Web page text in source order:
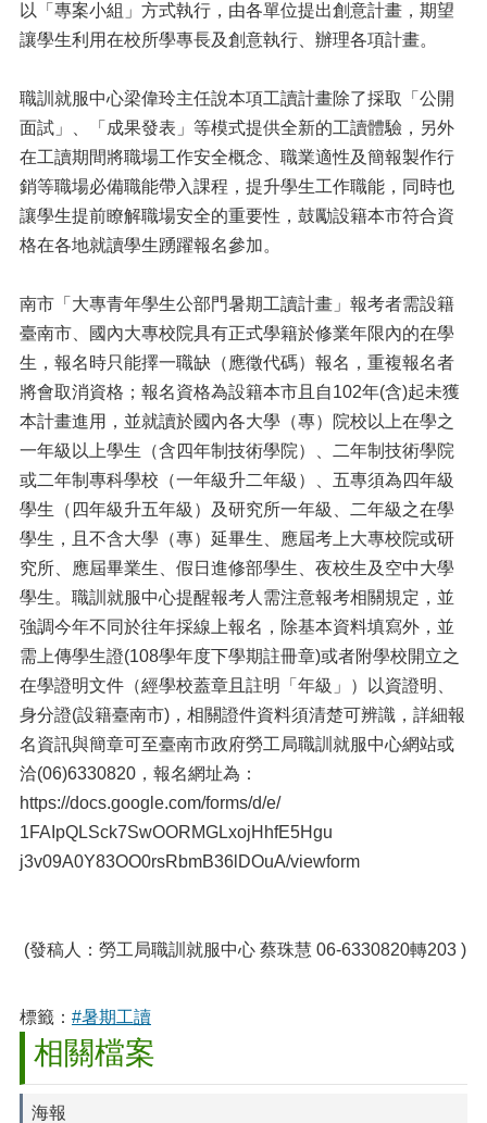
以「專案小組」方式執行，由各單位提出創意計畫，期望
讓學生利用在校所學專長及創意執行、辦理各項計畫。
職訓就服中心梁偉玲主任說本項工讀計畫除了採取「公開
面試」、「成果發表」等模式提供全新的工讀體驗，另外
在工讀期間將職場工作安全概念、職業適性及簡報製作行
銷等職場必備職能帶入課程，提升學生工作職能，同時也
讓學生提前瞭解職場安全的重要性，鼓勵設籍本市符合資
格在各地就讀學生踴躍報名參加。
南市「大專青年學生公部門暑期工讀計畫」報考者需設籍
臺南市、國內大專校院具有正式學籍於修業年限內的在學
生，報名時只能擇一職缺（應徵代碼）報名，重複報名者
將會取消資格；報名資格為設籍本市且自102年(含)起未獲
本計畫進用，並就讀於國內各大學（專）院校以上在學之
一年級以上學生（含四年制技術學院）、二年制技術學院
或二年制專科學校（一年級升二年級）、五專須為四年級
學生（四年級升五年級）及研究所一年級、二年級之在學
學生，且不含大學（專）延畢生、應屆考上大專校院或研
究所、應屆畢業生、假日進修部學生、夜校生及空中大學
學生。職訓就服中心提醒報考人需注意報考相關規定，並
強調今年不同於往年採線上報名，除基本資料填寫外，並
需上傳學生證(108學年度下學期註冊章)或者附學校開立之
在學證明文件（經學校蓋章且註明「年級」）以資證明、
身分證(設籍臺南市)，相關證件資料須清楚可辨識，詳細報
名資訊與簡章可至臺南市政府勞工局職訓就服中心網站或
洽(06)6330820，報名網址為：
https://docs.google.com/forms/d/e/
1FAIpQLSck7SwOORMGLxojHhfE5Hgu
j3v09A0Y83OO0rsRbmB36lDOuA/viewform
(發稿人：勞工局職訓就服中心 蔡珠慧 06-6330820轉203 )
標籤： #暑期工讀
相關檔案
海報